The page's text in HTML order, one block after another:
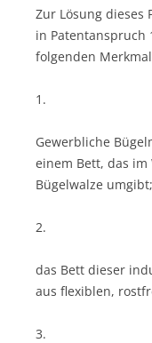
Zur Lösung dieses
in Patentanspruch
folgenden
1.
Gewerbliche
einem Bett, das
Bügelwalze umgibt;
2.
das Bett dieser
aus flexiblen,
3.